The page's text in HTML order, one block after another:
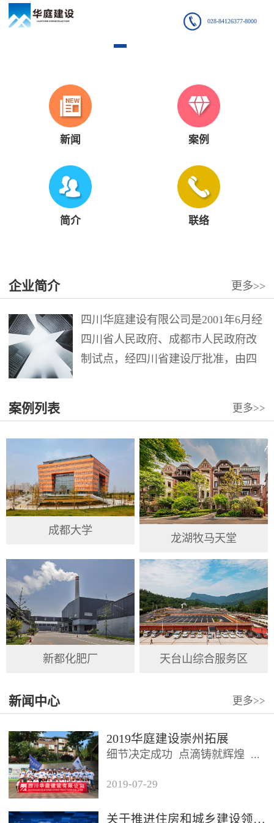
028-84126377-8000
新闻 案例
简介 联络
企业简介 更多>>
四川华庭建设有限公司是2001年6月经
四川省人民政府、成都市人民政府改
制试点，经四川省建设厅批准，由四
万元。公司具有建筑工程施工总承包
壹级、市政公用工程施工总承包壹
级、地...
案例列表 更多>>
成都大学
龙湖牧马天堂
新都化肥厂 天台山综合服务区
新闻中心 更多>>
2019华庭建设崇州拓展
细节决定成功 点滴铸就辉煌 ...
2019-07-29
关于推进住房和城乡建设领域施工现场专业人员职业培训工作的通知